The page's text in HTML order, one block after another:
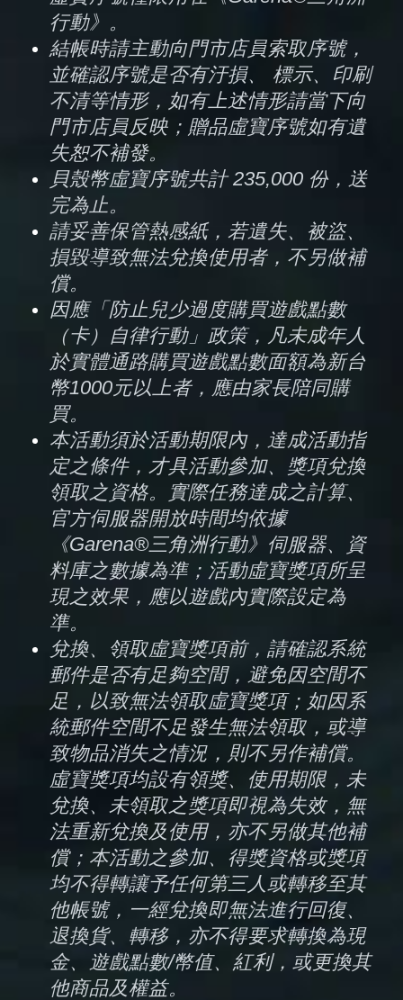
行動》。
結帳時請主動向門市店員索取序號，
並確認序號是否有汙損、 標示、印刷
不清等情形，如有上述情形請當下向
門市店員反映；贈品虛寶序號如有遺
失恕不補發。
貝殼幣虛寶序號共計 235,000 份，送
完為止。
請妥善保管熱感紙，若遺失、被盜、
損毀導致無法兌換使用者，不另做補
償。
因應「防止兒少過度購買遊戲點數
（卡）自律行動」政策，凡未成年人
於實體通路購買遊戲點數面額為新台
幣1000元以上者，應由家長陪同購
買。
本活動須於活動期限內，達成活動指
定之條件，才具活動參加、獎項兌換
領取之資格。實際任務達成之計算、
官方伺服器開放時間均依據
《Garena®三角洲行動》伺服器、資
料庫之數據為準；活動虛寶獎項所呈
現之效果，應以遊戲內實際設定為
準。
兌換、領取虛寶獎項前，請確認系統
郵件是否有足夠空間，避免因空間不
足，以致無法領取虛寶獎項；如因系
統郵件空間不足發生無法領取，或導
致物品消失之情況，則不另作補償。
虛寶獎項均設有領獎、使用期限，未
兌換、未領取之獎項即視為失效，無
法重新兌換及使用，亦不另做其他補
償；本活動之參加、得獎資格或獎項
均不得轉讓予任何第三人或轉移至其
他帳號，一經兌換即無法進行回復、
退換貨、轉移，亦不得要求轉換為現
金、遊戲點數/幣值、紅利，或更換其
他商品及權益。